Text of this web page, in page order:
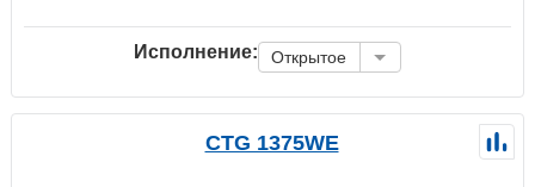
Исполнение: Открытое
CTG 1375WE